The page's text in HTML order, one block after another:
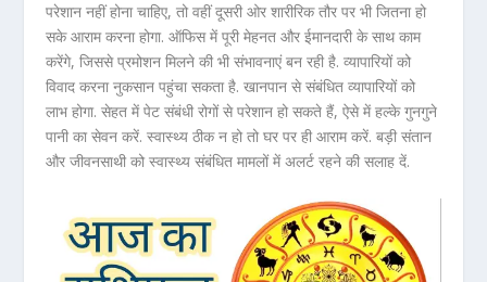
परेशान नहीं होना चाहिए, तो वहीं दूसरी ओर शारीरिक तौर पर भी जितना हो
सके आराम करना होगा. ऑफिस में पूरी मेहनत और ईमानदारी के साथ काम
करेंगे, जिससे प्रमोशन मिलने की भी संभावनाएं बन रही है. व्यापारियों को
विवाद करना नुकसान पहुंचा सकता है. खानपान से संबंधित व्यापारियों को
लाभ होगा. सेहत में पेट संबंधी रोगों से परेशान हो सकते हैं, ऐसे में हल्के गुनगुने
पानी का सेवन करें. स्वास्थ्य ठीक न हो तो घर पर ही आराम करें. बड़ी संतान
और जीवनसाथी को स्वास्थ्य संबंधित मामलों में अलर्ट रहने की सलाह दें.